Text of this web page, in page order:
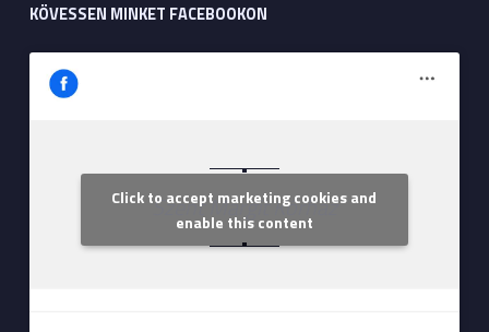
KÖVESSEN MINKET FACEBOOKON
Szent Margit Kórház
Click to accept marketing cookies and
enable this content